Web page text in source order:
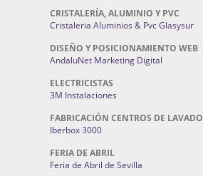
CRISTALERÍA, ALUMINIO Y PVC
Cristaleria Aluminios & Pvc Glasysur
DISEÑO Y POSICIONAMIENTO WEB
AndaluNet Marketing Digital
ELECTRICISTAS
3M Instalaciones
FABRICACIÓN CENTROS DE LAVADO
Iberbox 3000
FERIA DE ABRIL
Feria de Abril de Sevilla